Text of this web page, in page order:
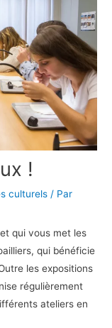
!
culturels / Par
qui vous met les
qui bénéficie
les expositions
régulièrement
ateliers en